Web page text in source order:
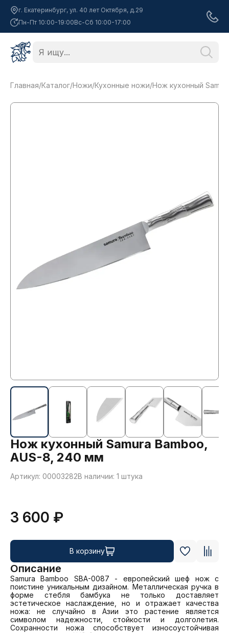
г. Екатеринбург, ул. 40 лет Октября, д.29
Пн-Пт 10:00-19:00Вс-Сб 10:00-17:00
Главная/Каталог/Ножи/Кухонные ножи/Нож кухонный
Нож кухонный Samura Bamboo,
AUS-8, 240 мм
Артикул: 00003282В наличии: 1 штука
3 600 ₽
В корзину
Описание
Samura Bamboo SBA-0087 - европейский шеф нож с
поистине уникальным дизайном. Металлическая ручка в
форме стебля бамбука не только доставляет
эстетическое наслаждение, но и отражает качества
ножа: не случайно в Азии это растение является
символом надежности, стойкости и долголетия.
Сохранности ножа способствует износоустойчивая